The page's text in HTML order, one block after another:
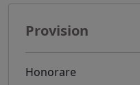
Provision
Honorare